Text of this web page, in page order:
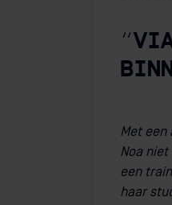
Met een
Noa
een
haar